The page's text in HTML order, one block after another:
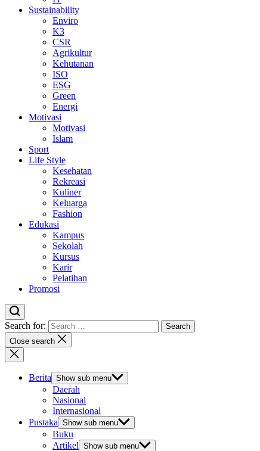
Sustainability
Enviro
K3
CSR
Agrikultur
Kehutanan
ISO
ESG
Green
Energi
Motivasi
Motivasi
Islam
Sport
Life Style
Kesehatan
Rekreasi
Kuliner
Keluarga
Fashion
Edukasi
Kampus
Sekolah
Kursus
Karir
Pelatihan
Promosi
Search for:
Close search
Berita Show sub menu
Daerah
Nasional
Internasional
Pustaka Show sub menu
Buku
Artikel Show sub menu